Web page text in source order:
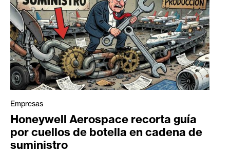
Empresas
Honeywell Aerospace recorta guía
por cuellos de botella en cadena de
suministro